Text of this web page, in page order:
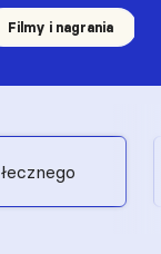
Filmy i nagrania